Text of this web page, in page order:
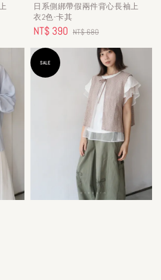
日系側綁帶假兩件背心長袖上
衣2色-卡其
Sale
price
NT$ 390 Regular
price
NT$ 680
SALE